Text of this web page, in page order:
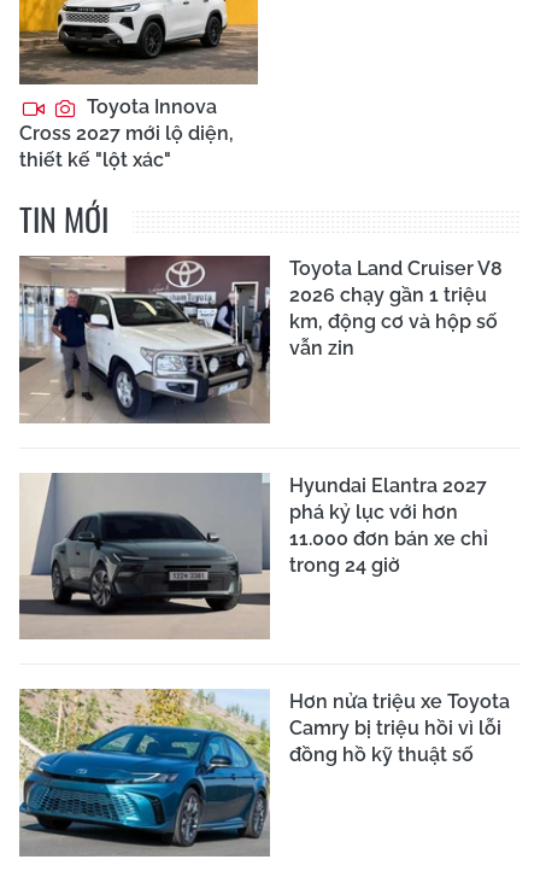
Toyota Innova
Cross 2027 mới lộ diện,
thiết kế "lột xác"
TIN MỚI
Toyota Land Cruiser V8
2026 chạy gần 1 triệu
km, động cơ và hộp số
vẫn zin
Hyundai Elantra 2027
phá kỷ lục với hơn
11.000 đơn bán xe chỉ
trong 24 giờ
Hơn nửa triệu xe Toyota
Camry bị triệu hồi vì lỗi
đồng hồ kỹ thuật số